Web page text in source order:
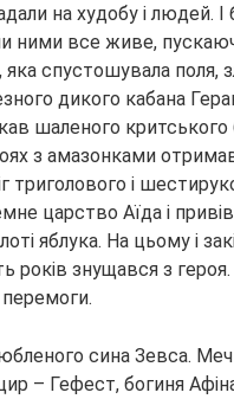
на худобу і людей.
ними все живе,
спустошувала поля,
дикого кабана
шаленого
з амазонками отримав
і
царство Аїда і
яблука. На цьому і
років знущався з
перемоги.
сина Зевса.
– Гефест, богиня